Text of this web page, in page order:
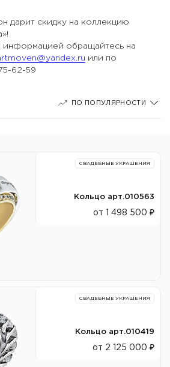
дарит скидку на коллекцию
обращайтесь на
или по
62-59
ПО ПОПУЛЯРНОСТИ
СВАДЕБНЫЕ УКРАШЕНИЯ
Кольцо арт.010563
от 1 498 500 ₽
СВАДЕБНЫЕ УКРАШЕНИЯ
Кольцо арт.010419
от 2 125 000 ₽